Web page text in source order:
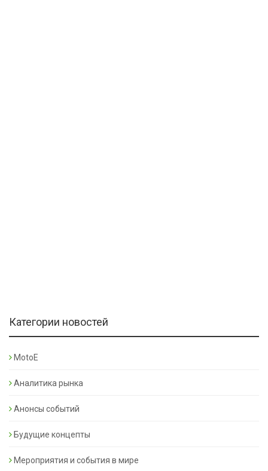
Категории новостей
MotoE
Аналитика рынка
Анонсы событий
Будущие концепты
Мероприятия и события в мире